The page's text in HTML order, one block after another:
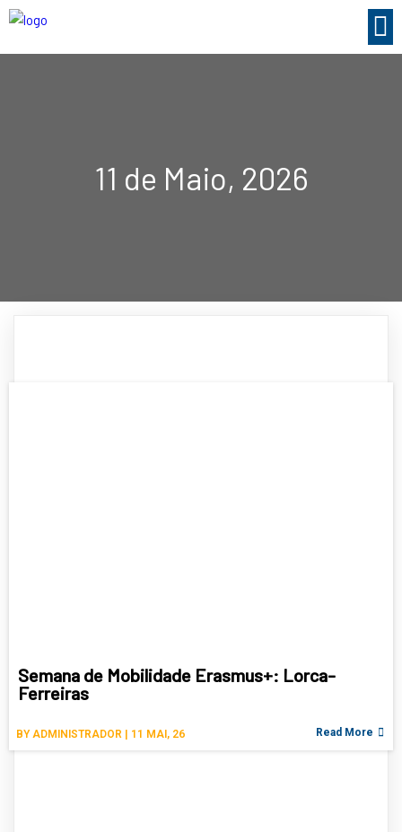
11 de Maio, 2026
Semana de Mobilidade Erasmus+: Lorca-
Ferreiras
BY ADMINISTRADOR | 11 MAI, 26 Read More